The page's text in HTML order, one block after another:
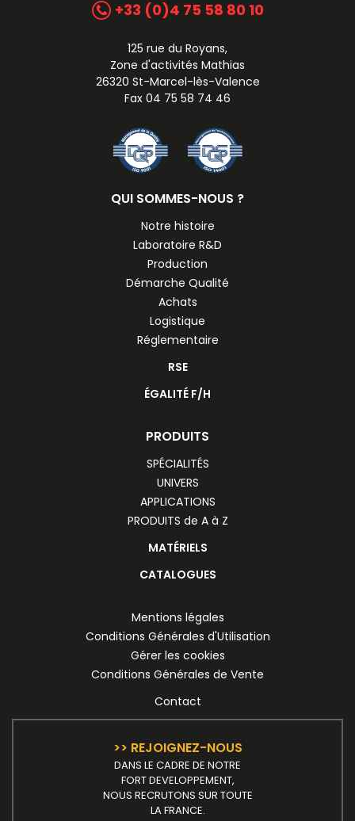
+33 (0)4 75 58 80 10
125 rue du Royans,
Zone d'activités Mathias
26320 St-Marcel-lès-Valence
Fax 04 75 58 74 46
QUI SOMMES-NOUS ?
Notre histoire
Laboratoire R&D
Production
Démarche Qualité
Achats
Logistique
Réglementaire
RSE
ÉGALITÉ F/H
PRODUITS
SPÉCIALITÉS
UNIVERS
APPLICATIONS
PRODUITS de A à Z
MATÉRIELS
CATALOGUES
Mentions légales
Conditions Générales d'Utilisation
Gérer les cookies
Conditions Générales de Vente
Contact
>> REJOIGNEZ-NOUS
DANS LE CADRE DE NOTRE
FORT DEVELOPPEMENT,
NOUS RECRUTONS SUR TOUTE
LA FRANCE.